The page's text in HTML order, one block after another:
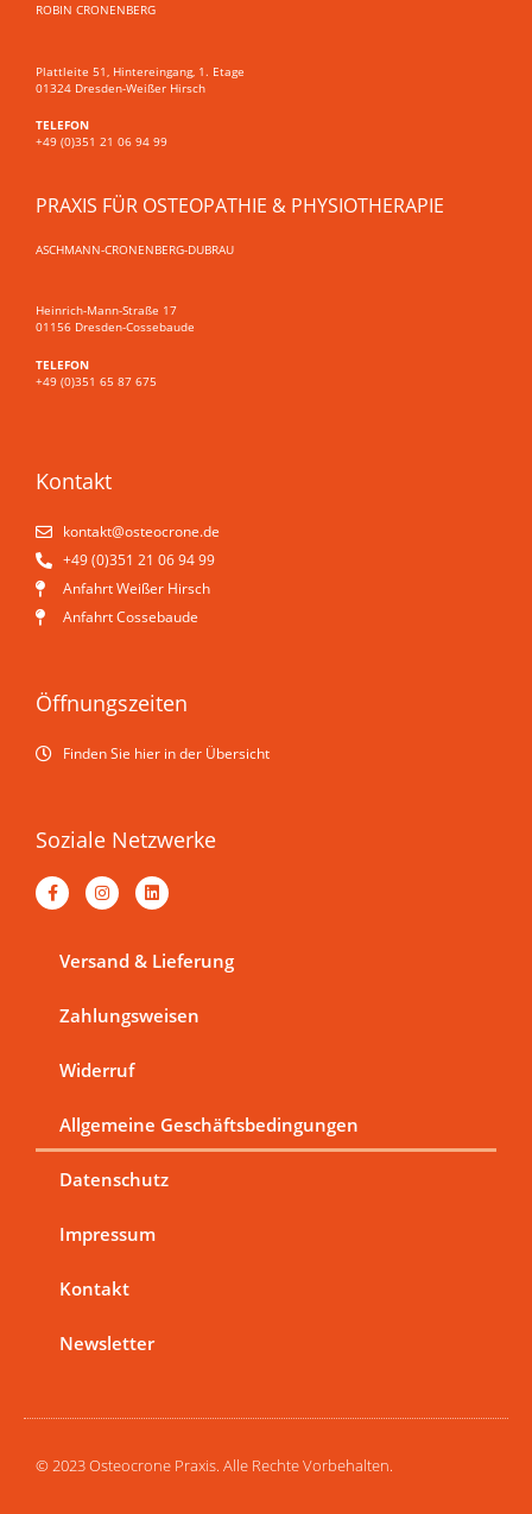
ROBIN CRONENBERG
Plattleite 51, Hintereingang, 1. Etage
01324 Dresden-Weißer Hirsch
TELEFON
+49 (0)351 21 06 94 99
PRAXIS FÜR OSTEOPATHIE & PHYSIOTHERAPIE
ASCHMANN-CRONENBERG-DUBRAU
Heinrich-Mann-Straße 17
01156 Dresden-Cossebaude
TELEFON
+49 (0)351 65 87 675
Kontakt
kontakt@osteo­crone.de
+49 (0)351 21 06 94 99
Anfahrt Weißer Hirsch
Anfahrt Cossebaude
Öffnungszeiten
Finden Sie hier in der Übersicht
Soziale Netzwerke
F
a
c
I
n
s
g
m
L
i
n
d
Versand & Lieferung
Zahlungsweisen
Widerruf
Allgemeine Geschäftsbedingungen
Datenschutz
Impressum
Kontakt
Newsletter
© 2023 Osteocrone Praxis. Alle Rechte Vorbehalten.